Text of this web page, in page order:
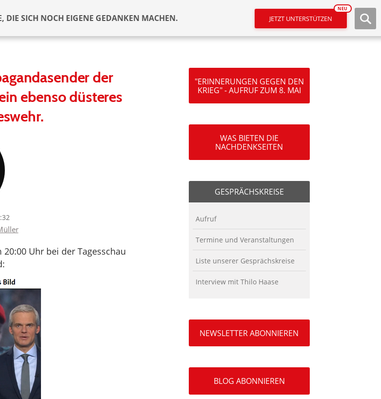
DIE SICH NOCH EIGENE GEDANKEN MACHEN. JETZT UNTERSTÜTZEN
NEU
der
ebenso düsteres
Uhr bei der Tagesschau
"ERINNERUNGEN GEGEN DEN
KRIEG" - AUFRUF ZUM 8. MAI
WAS BIETEN DIE
NACHDENKSEITEN
GESPRÄCHSKREISE
Aufruf
Termine und Veranstaltungen
Liste unserer Gesprächskreise
Interview mit Thilo Haase
NEWSLETTER ABONNIEREN
BLOG ABONNIEREN